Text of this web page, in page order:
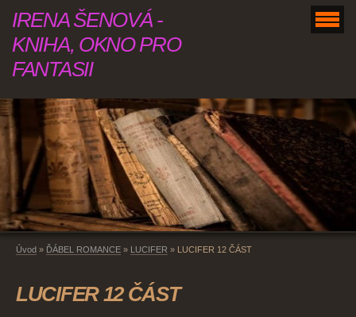
IRENA ŠENOVÁ -
KNIHA, OKNO PRO
FANTASII
Úvod » ĎÁBEL ROMANCE » LUCIFER » LUCIFER 12 ČÁST
LUCIFER 12 ČÁST